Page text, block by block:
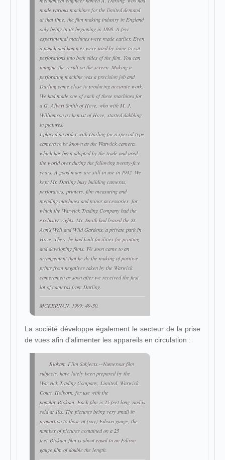
made various machines for the limited demand
at that time, the film making industry in England
only being in its beginning in 1898. A few
experimental machines were made earlier. Even
a punch and hammer were used by some to cut
perforations into both sides of the film. You can
imagine the result on the screen. Making a
perforating machine was a precision job and
Darling came close to producing accurate work.
We had made one of each of these machines for
a G. Albert Smith of Hove, who with M. J.
Williamson a chemist of Hove, started dabbling
in pictures.
I placed an order with Darling for a special type
camera to be known as the Warwick camera,
which has been adopted by the trade and used
the world over during the following twenty-five
years. A good many are still in use in 1942. We
kept Mr. Darling busy building cameras,
perforators, printers, film measuring and
mending machines and minor accessories, for
which the Warwick Trading Company had the
exclusive rights. Mr. Smith had leased the St.
Ann's Well and Wild Gardens, a private park in
Hove. There he had built facilities for printing
and developing films. We soon came to an
arrangement that he do the making of positive
prints from negatives taken by the Warwick
cameramen as soon after we received the first
lot of cameras from Darling.
MCKERNAN, 1999: 49-50.
La société développe également le secteur de la prise
de vues afin d'alimenter les appareils en circulation :
Biokam Film Subjects.--Numerous film
subjects. have lately been prepared by the
Warwick Trading Company, Limited, Warwick
Court, Holborn, for use with the
popular Biokam. Each film is 25 feet long, and is
sold at 10s. The pictures being very small in
proportion to those of (say) Edison gauge, the
number of pictures contained on a 25
feet Biokam film is about equal to an Edison
gauge film of double the length.